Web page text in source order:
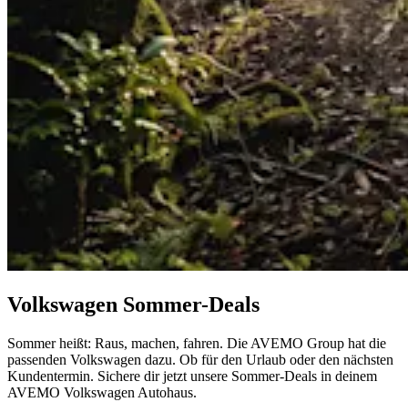
Volkswagen Sommer-Deals
Sommer heißt: Raus, machen, fahren. Die AVEMO Group hat die
passenden Volkswagen dazu. Ob für den Urlaub oder den nächsten
Kundentermin. Sichere dir jetzt unsere Sommer-Deals in deinem
AVEMO Volkswagen Autohaus.